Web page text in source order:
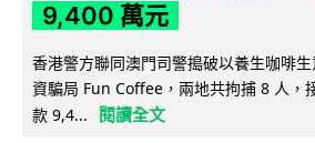
9,400 萬元
香港警方聯同澳門司警搗破以養生咖啡
資騙局 Fun Coffee，兩地共拘捕 8 人，
款 9,4...
閱讀全文